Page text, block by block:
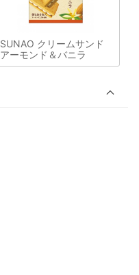
SUNAO クリームサンド
アーモンド＆バニラ